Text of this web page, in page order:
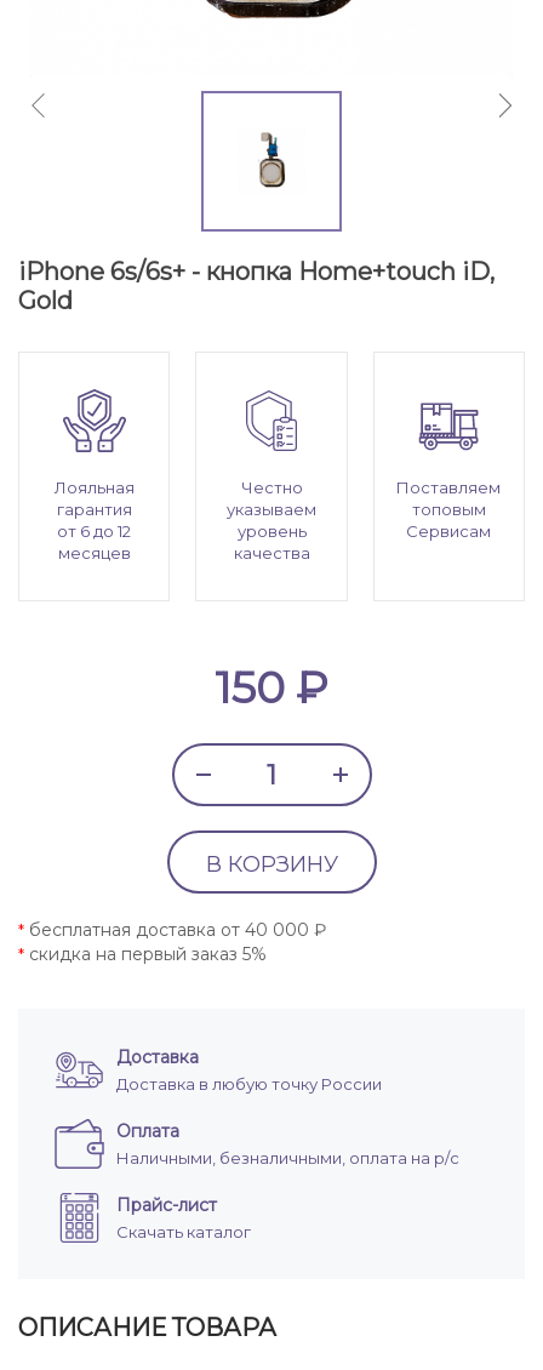
iPhone 6s/6s+ - кнопка Home+touch iD,
Gold
Лояльная
гарантия
от 6 до 12
месяцев
Честно
указываем
уровень
качества
Поставляем
топовым
Сервисам
150 ₽
В КОРЗИНУ
* бесплатная доставка от 40 000 ₽
* скидка на первый заказ 5%
Доставка
Доставка в любую точку России
Оплата
Наличными, безналичными, оплата на р/с
Прайс-лист
Скачать каталог
ОПИСАНИЕ ТОВАРА